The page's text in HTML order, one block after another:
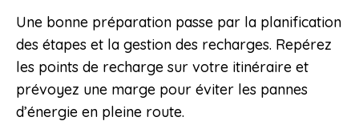
Une bonne préparation passe par la planification
des étapes et la gestion des recharges. Repérez
les points de recharge sur votre itinéraire et
prévoyez une marge pour éviter les pannes
d’énergie en pleine route.